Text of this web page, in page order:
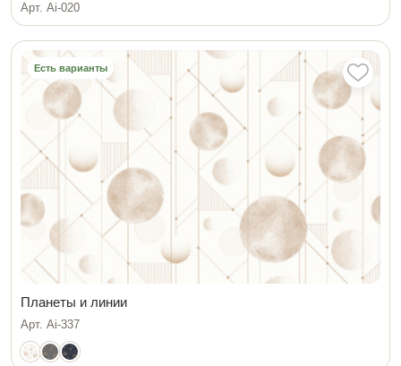
Арт. Ai-020
Есть варианты
Планеты и линии
Арт. Ai-337